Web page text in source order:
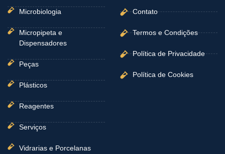
Microbiologia
Micropipeta e
Dispensadores
Peças
Plásticos
Reagentes
Serviços
Vidrarias e Porcelanas
Contato
Termos e Condições
Política de Privacidade
Política de Cookies